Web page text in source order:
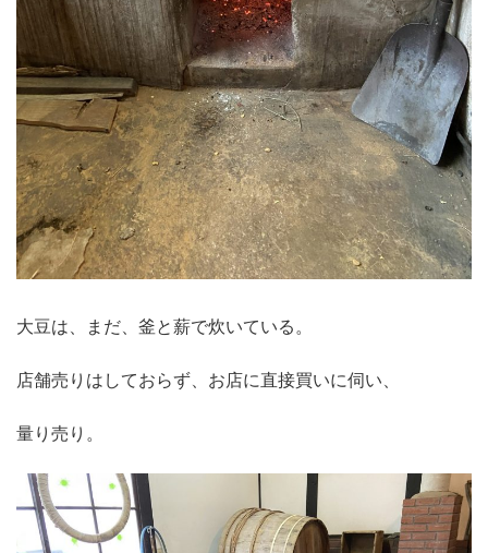
大豆は、まだ、釜と薪で炊いている。
店舗売りはしておらず、お店に直接買いに伺い、
量り売り。